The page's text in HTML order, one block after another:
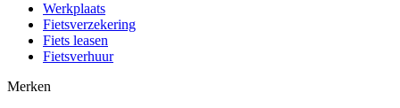
Werkplaats
Fietsverzekering
Fiets leasen
Fietsverhuur
Merken